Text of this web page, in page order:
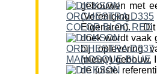
gebouwen met
Eigenaren).
doek wordt vaak
bij oplevering
(nieuw) gebouw.
de juiste